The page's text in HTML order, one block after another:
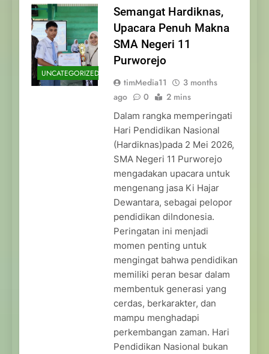
UNCATEGORIZED
Semangat Hardiknas,
Upacara Penuh Makna
SMA Negeri 11
Purworejo
timMedia11
3 months
ago
0 2 mins
Dalam rangka memperingati
Hari Pendidikan Nasional
(Hardiknas)pada 2 Mei 2026,
SMA Negeri 11 Purworejo
mengadakan upacara untuk
mengenang jasa Ki Hajar
Dewantara, sebagai pelopor
pendidikan diIndonesia.
Peringatan ini menjadi
momen penting untuk
mengingat bahwa pendidikan
memiliki peran besar dalam
membentuk generasi yang
cerdas, berkarakter, dan
mampu menghadapi
perkembangan zaman. Hari
Pendidikan Nasional bukan